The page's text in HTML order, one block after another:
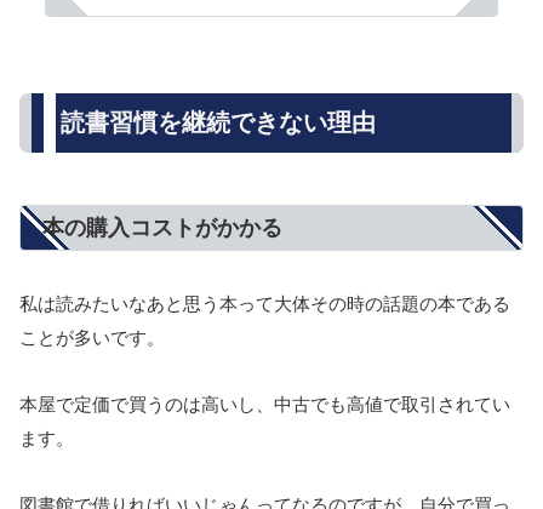
読書習慣を継続できない理由
本の購入コストがかかる
私は読みたいなあと思う本って大体その時の話題の本である
ことが多いです。
本屋で定価で買うのは高いし、中古でも高値で取引されてい
ます。
図書館で借りればいいじゃんってなるのですが、自分で買っ